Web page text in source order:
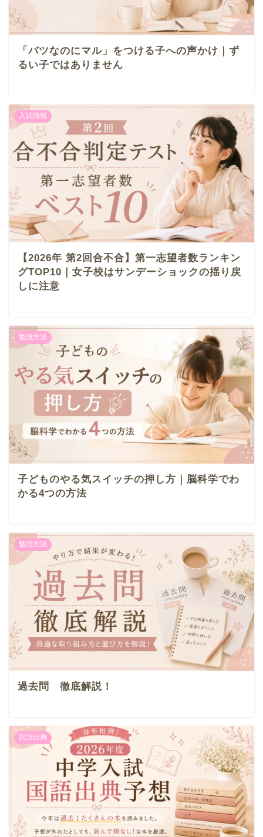
「バツなのにマル」をつける子への声かけ｜ず
るい子ではありません
入試情報
【2026年 第2回合不合】第一志望者数ランキン
グTOP10｜女子校はサンデーショックの揺り戻
しに注意
勉強方法
子どものやる気スイッチの押し方｜脳科学でわ
かる4つの方法
勉強方法
過去問 徹底解説！
国語出典